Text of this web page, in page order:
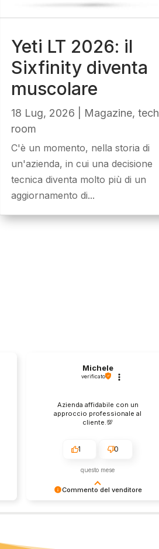
Yeti LT 2026: il
Sixfinity diventa
muscolare
18 Lug, 2026 Magazine, tech
room
C'è un momento, nella storia di
un'azienda, in cui una decisione
tecnica diventa molto più di un
aggiornamento di...
Commento del venditore
Michele
verificato
Azienda affidabile con un
approccio professionale al
cliente.💯
1 0
questo mese